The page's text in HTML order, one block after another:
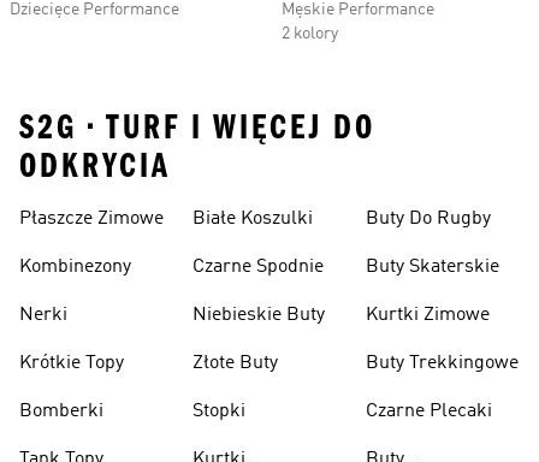
Dziecięce Performance
Męskie Performance
2 kolory
S2G • TURF I WIĘCEJ DO
ODKRYCIA
Płaszcze Zimowe
Kombinezony
Nerki
Krótkie Topy
Bomberki
Białe Koszulki
Czarne Spodnie
Niebieskie Buty
Złote Buty
Stopki
Buty Do Rugby
Buty Skaterskie
Kurtki Zimowe
Buty Trekkingowe
Czarne Plecaki